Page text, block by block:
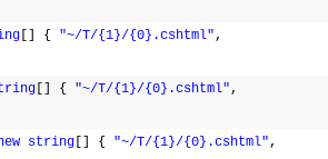
[] { "~/T/{1}/{0}.cshtml"
[] { "~/T/{1}/{0}.cshtml"
string [] { "~/T/{1}/{0}.cshtml"